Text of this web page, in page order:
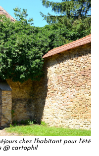
chez l’habitant pour l’été
@ cartophil